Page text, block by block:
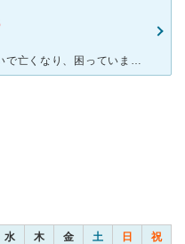
岩槻は、ベテランの耳鼻科医が相次いで亡くなり、困っていました。 駅前の一等地にできたかみうら耳鼻科は、とても設備が良く、先生も若くて、最新の医療と見受けられました。 喉の痛みで、行ったのですが
水 木 金 土 日 祝